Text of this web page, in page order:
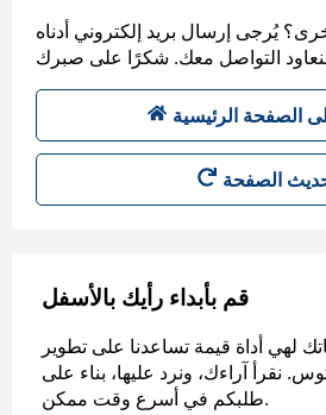
يُرجى إرسال بريد إلكتروني أدناه
الصفحة الرئيسية
قم بأبداء رأيك بالأسفل
لهي أداة قيمة تساعدنا على تطوير
نقرأ آراءك، ونرد عليها، بناء على
طلبكم في أسرع وقت ممكن.